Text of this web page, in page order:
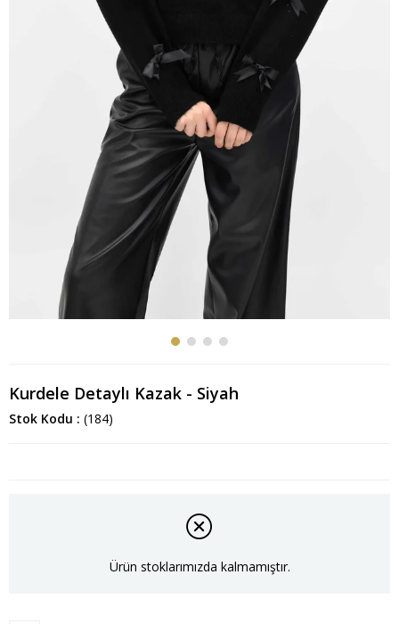
Kurdele Detaylı Kazak - Siyah
Stok Kodu (184)
Ürün stoklarımızda kalmamıştır.